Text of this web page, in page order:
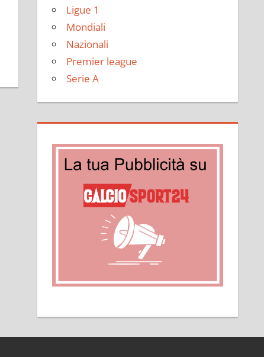
Ligue 1
Mondiali
Nazionali
Premier league
Serie A